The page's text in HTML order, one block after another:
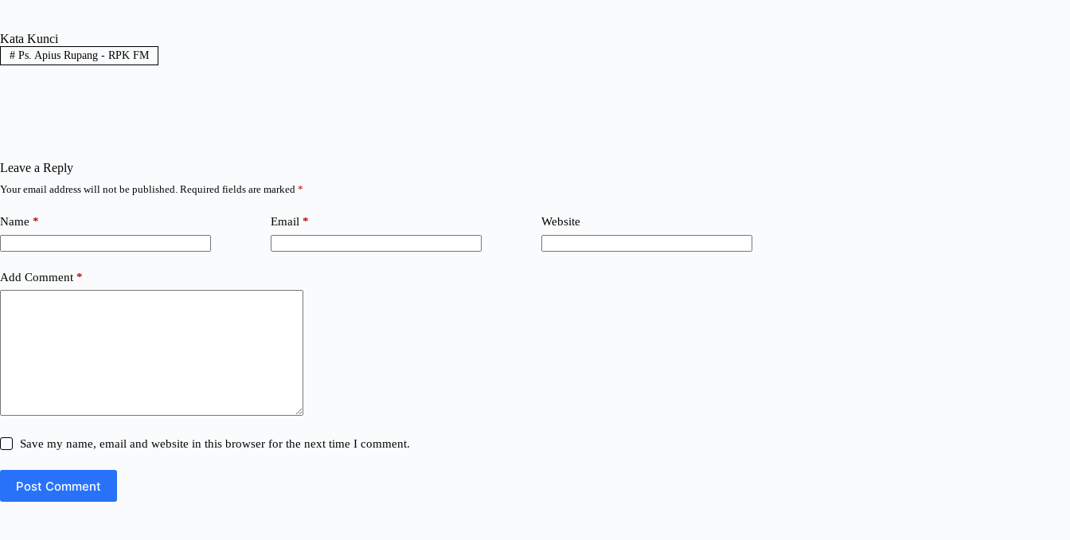
Kata Kunci
#Ps. Apius Rupang - RPK FM
Leave a Reply
Your email address will not be published. Required fields are marked *
Name * Email * Website
Add Comment *
Save my name, email and website in this browser for the next time I comment.
Post Comment